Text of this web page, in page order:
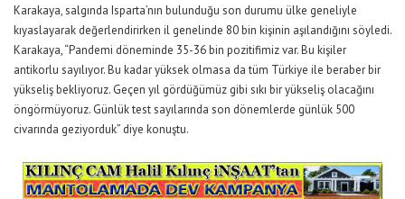
Karakaya, salgında Isparta’nın bulunduğu son durumu ülke geneliyle
kıyaslayarak değerlendirirken il genelinde 80 bin kişinin aşılandığını söyledi.
Karakaya, “Pandemi döneminde 35-36 bin pozitifimiz var. Bu kişiler
antikorlu sayılıyor. Bu kadar yüksek olmasa da tüm Türkiye ile beraber bir
yükseliş bekliyoruz. Geçen yıl gördüğümüz gibi sıkı bir yükseliş olacağını
öngörmüyoruz. Günlük test sayılarında son dönemlerde günlük 500
civarında geziyorduk” diye konuştu.